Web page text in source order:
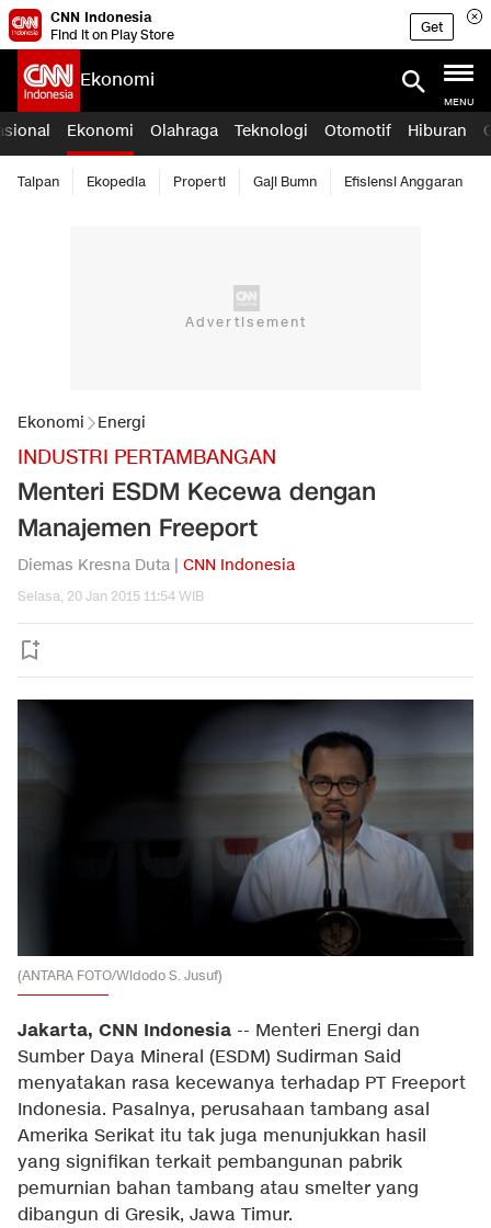
CNN Indonesia
Find it on Play Store
Get
Ekonomi
MENU
Ekonomi Olahraga Teknologi Otomotif Hiburan
Taipan Ekopedia Properti Gaji Bumn Efisiensi Anggaran
Ekonomi Energi
INDUSTRI PERTAMBANGAN
Menteri ESDM Kecewa dengan
Manajemen Freeport
Diemas Kresna Duta | CNN Indonesia
Selasa, 20 Jan 2015 11:54 WIB
(ANTARA FOTO/Widodo S. Jusuf)
Jakarta, CNN Indonesia -- Menteri Energi dan
Sumber Daya Mineral (ESDM) Sudirman Said
menyatakan rasa kecewanya terhadap PT Freeport
Indonesia. Pasalnya, perusahaan tambang asal
Amerika Serikat itu tak juga menunjukkan hasil
yang signifikan terkait pembangunan pabrik
pemurnian bahan tambang atau smelter yang
dibangun di Gresik, Jawa Timur.